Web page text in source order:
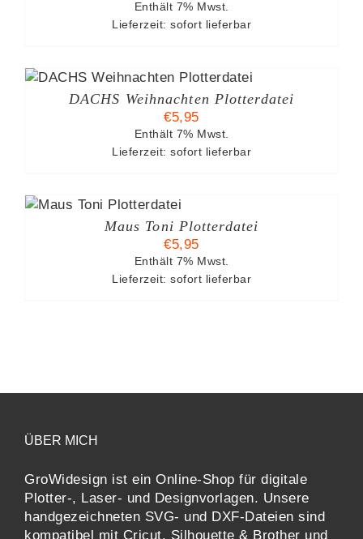
Enthält 7% Mwst.
Lieferzeit: sofort lieferbar
DACHS Weihnachten Plotterdatei
€5,95
Enthält 7% Mwst.
Lieferzeit: sofort lieferbar
Maus Toni Plotterdatei
€5,95
Enthält 7% Mwst.
Lieferzeit: sofort lieferbar
ÜBER MICH
GroWidesign ist ein Online-Shop für digitale
Plotter-, Laser- und Designvorlagen. Unsere
handgezeichneten SVG- und DXF-Dateien sind
kompatibel mit Cricut, Silhouette & Brother und